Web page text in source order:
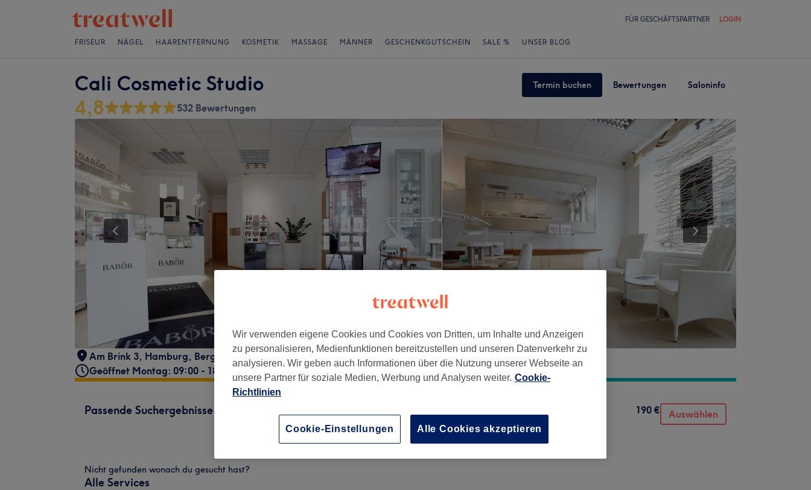
FÜR GESCHÄFTSPARTNER LOGIN
FRISEUR NÄGEL HAARENTFERNUNG KOSMETIK MASSAGE MÄNNER GESCHENKGUTSCHEIN SALE % UNSER BLOG
Cali Cosmetic Studio Termin buchen Bewertungen Saloninfo
4,8 532 Bewertungen
Am Brink 3, Hamburg, Bergedorf, 21029
Geöffnet Montag: 09:00 - 18:00
Passende Suchergebnisse
1 Std. 40 Min.Details anzeigen
190 € Auswählen
Nicht gefunden wonach du gesucht hast?
Alle Services
Wir verwenden eigene Cookies und Cookies von Dritten, um Inhalte und Anzeigen
zu personalisieren, Medienfunktionen bereitzustellen und unseren Datenverkehr zu
analysieren. Wir geben auch Informationen über die Nutzung unserer Webseite an
unsere Partner für soziale Medien, Werbung und Analysen weiter. Cookie-
Richtlinien
Cookie-Einstellungen Alle Cookies akzeptieren